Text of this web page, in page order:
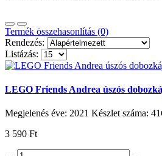
Termék összehasonlítás (0)
Rendezés:
Listázás:
LEGO Friends Andrea úszós
Megjelenés éve: 2021 Készlet száma:
3 590 Ft